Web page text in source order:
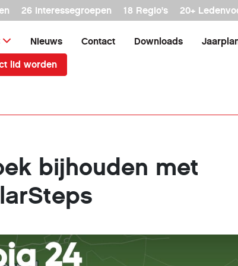
26 interessegroepen 18 Regio's 20+
Nieuws Contact Downloads
lid worden
bijhouden met